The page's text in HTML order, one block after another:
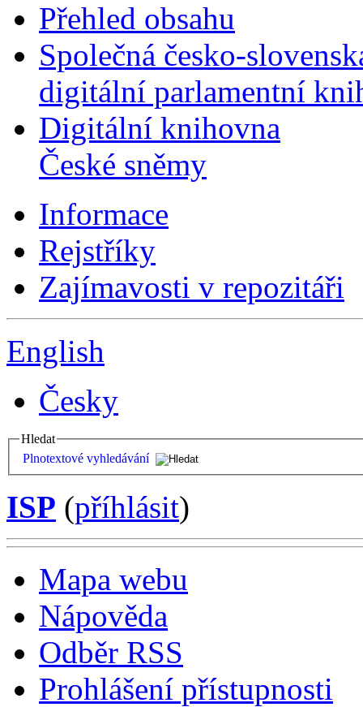
Přehled obsahu
Společná česko-
digitální parlamentní
Digitální knihovna
České sněmy
Informace
Rejstříky
Zajímavosti v repozitáři
English
Česky
Hledat
Plnotextové vyhledávání
ISP (příhlásit)
Mapa webu
Nápověda
Odběr RSS
Prohlášení přístupnosti